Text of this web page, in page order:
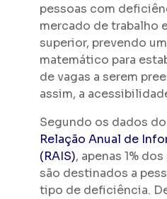
pessoas com
mercado de trabalho
superior, prevendo
matemático para
de vagas a serem
assim, a
Segundo os dados
Relação Anual de
(RAIS), apenas 1%
são destinados a
tipo de deficiência.